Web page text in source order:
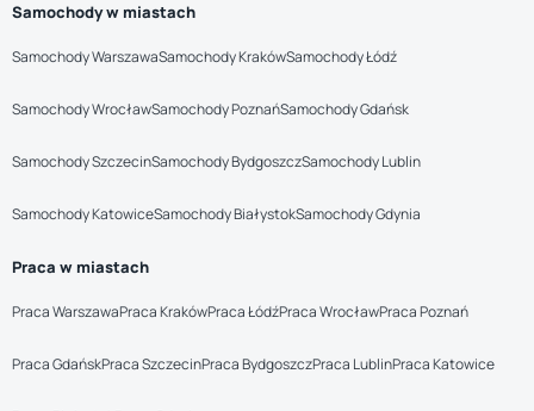
Samochody w miastach
Samochody WarszawaSamochody KrakówSamochody Łódź
Samochody WrocławSamochody PoznańSamochody Gdańsk
Samochody SzczecinSamochody BydgoszczSamochody Lublin
Samochody KatowiceSamochody BiałystokSamochody Gdynia
Praca w miastach
Praca WarszawaPraca KrakówPraca ŁódźPraca WrocławPraca Poznań
Praca GdańskPraca SzczecinPraca BydgoszczPraca LublinPraca Katowice